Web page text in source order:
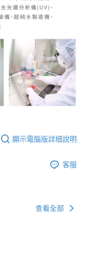
顯示電腦版詳細說明
客服
查看全部